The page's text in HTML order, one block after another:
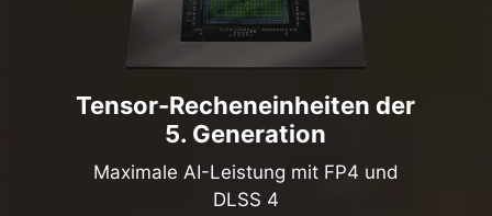
Tensor-Recheneinheiten der
5. Generation
Maximale AI-Leistung mit FP4 und
DLSS 4